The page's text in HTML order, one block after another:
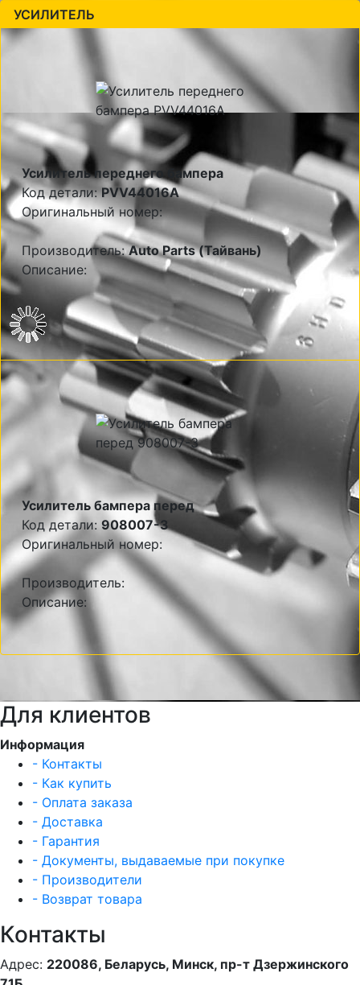
УСИЛИТЕЛЬ
Усилитель переднего бампера
Код детали:PVV44016A
Оригинальный номер:
Производитель:Auto Parts (Тайвань)
Описание:
Усилитель бампера перед
Код детали: 908007-3
Оригинальный номер:
Производитель:
Описание:
Для клиентов
Информация
- Контакты
- Как купить
- Оплата заказа
- Доставка
- Гарантия
- Документы, выдаваемые при покупке
- Производители
- Возврат товара
Контакты
Адрес: 220086, Беларусь, Минск, пр-т Дзержинского